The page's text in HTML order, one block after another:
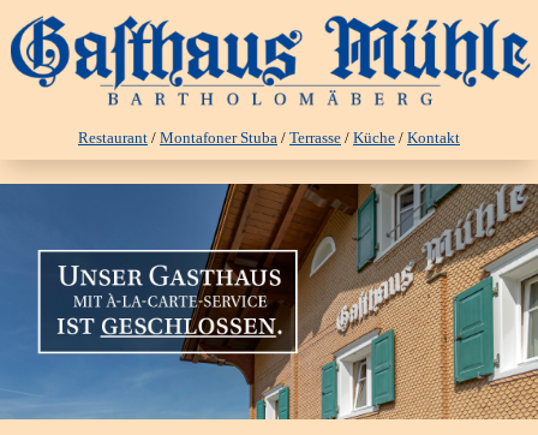
Restaurant / Montafoner Stuba / Terrasse / Küche / Kontakt